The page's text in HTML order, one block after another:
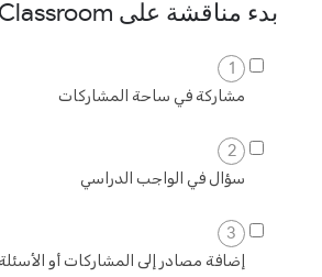
بدء مناقشة على Classroom باستخدام:
1
مشاركة في ساحة المشاركات
2
سؤال في الواجب الدراسي
3
إضافة مصادر إلى المشاركات أو الأسئلة التي